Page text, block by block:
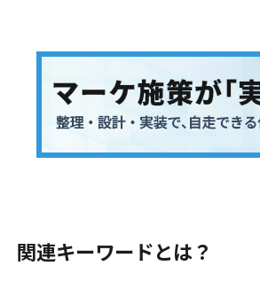
関連キーワードとは？